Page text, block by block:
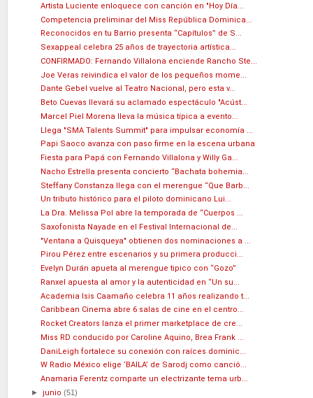
Artista Luciente enloquece con canción en "Hoy Día...
Competencia preliminar del Miss República Dominica...
Reconocidos en tu Barrio presenta “Capítulos” de S...
Sexappeal celebra 25 años de trayectoria artística...
CONFIRMADO: Fernando Villalona enciende Rancho Ste...
Joe Veras reivindica el valor de los pequeños mome...
Dante Gebel vuelve al Teatro Nacional, pero esta v...
Beto Cuevas llevará su aclamado espectáculo "Acúst...
Marcel Piel Morena lleva la música típica a evento...
Llega "SMA Talents Summit" para impulsar economía ...
Papi Saoco avanza con paso firme en la escena urbana
Fiesta para Papá con Fernando Villalona y Willy Ga...
Nacho Estrella presenta concierto “Bachata bohemia...
Steffany Constanza llega con el merengue “Que Barb...
Un tributo histórico para el piloto dominicano Lui...
La Dra. Melissa Pol abre la temporada de “Cuerpos ...
Saxofonista Nayade en el Festival Internacional de...
"Ventana a Quisqueya" obtienen dos nominaciones a ...
Pirou Pérez entre escenarios y su primera producci...
Evelyn Durán apueta al merengue tipico con “Gozo”
Ranxel apuesta al amor y la autenticidad en “Un su...
Academia Isis Caamaño celebra 11 años realizando t...
Caribbean Cinema abre 6 salas de cine en el centro...
Rocket Creators lanza el primer marketplace de cre...
Miss RD conducido por Caroline Aquino, Brea Frank ...
DaniLeigh fortalece su conexión con raíces dominic...
W Radio México elige ‘BAILA’ de Sarodj como canció...
Anamaria Ferentz comparte un electrizante tema urb...
►junio(51)